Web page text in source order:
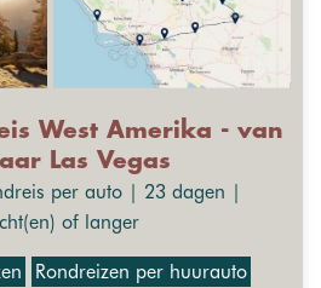
West Amerika - van
Las Vegas
per auto | 23 dagen |
of langer
Rondreizen per huurauto